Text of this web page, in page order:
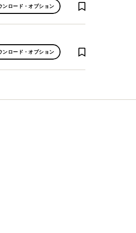
ンロード・オプション
ンロード・オプション